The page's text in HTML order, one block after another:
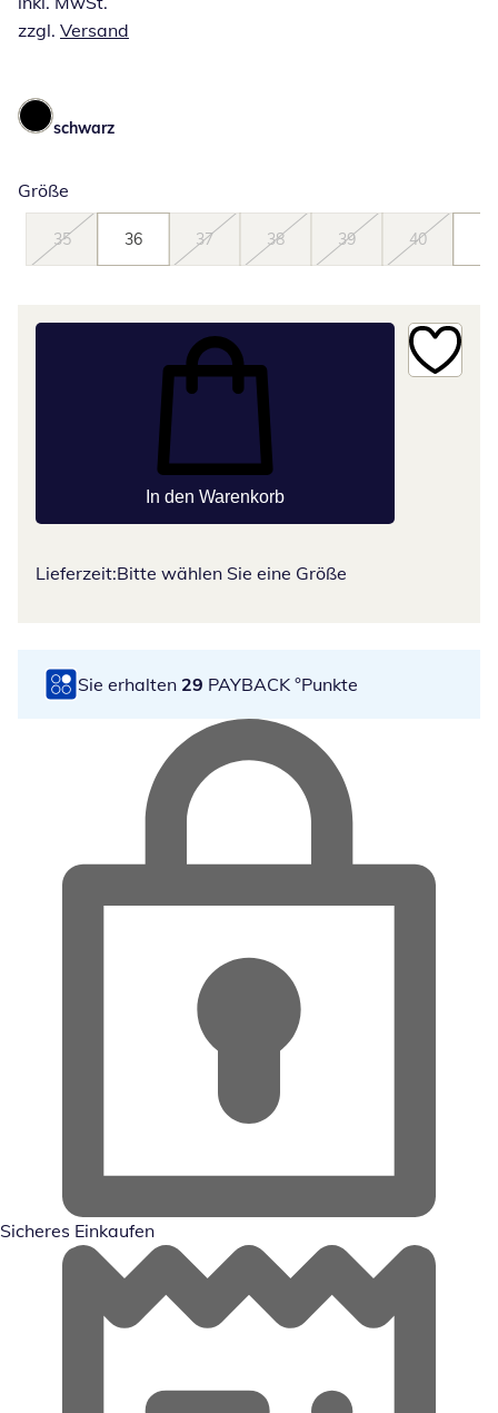
zzgl. Versand
schwarz
Größe
35 36 37 38 39 40
In den Warenkorb
Lieferzeit:Bitte wählen Sie eine Größe
Sie erhalten 29 PAYBACK °Punkte
Sicheres Einkaufen